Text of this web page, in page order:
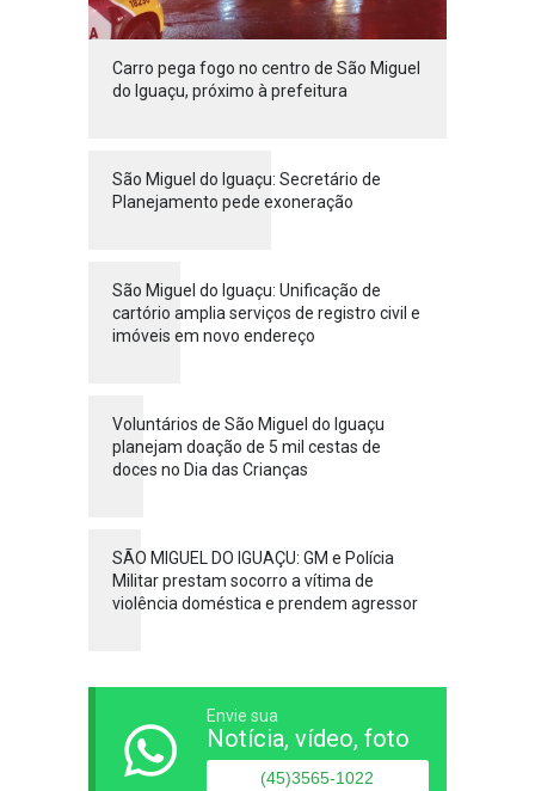
Carro pega fogo no centro de São Miguel
do Iguaçu, próximo à prefeitura
São Miguel do Iguaçu: Secretário de
Planejamento pede exoneração
São Miguel do Iguaçu: Unificação de
cartório amplia serviços de registro civil e
imóveis em novo endereço
Voluntários de São Miguel do Iguaçu
planejam doação de 5 mil cestas de
doces no Dia das Crianças
SÃO MIGUEL DO IGUAÇU: GM e Polícia
Militar prestam socorro a vítima de
violência doméstica e prendem agressor
Envie sua
Notícia, vídeo, foto
(45)3565-1022